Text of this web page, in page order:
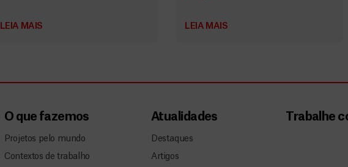
LEIA MAIS LEIA MAIS
O que fazemos
Projetos pelo mundo
Contextos de trabalho
Atualidades
Destaques
Artigos
Trabalhe